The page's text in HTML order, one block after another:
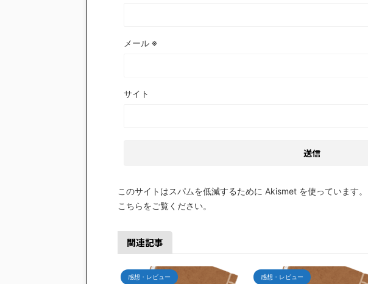
メール ※
サイト
このサイトはスパムを低減するために Akismet を使っています。
こちらをご覧ください。
関連記事
感想・レビュー 感想・レビュー